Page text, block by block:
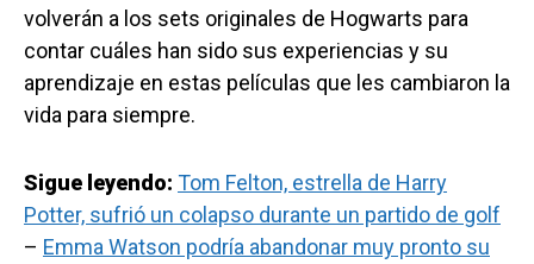
volverán a los sets originales de Hogwarts para
contar cuáles han sido sus experiencias y su
aprendizaje en estas películas que les cambiaron la
vida para siempre.
Sigue leyendo: Tom Felton, estrella de Harry
Potter, sufrió un colapso durante un partido de golf
– Emma Watson podría abandonar muy pronto su